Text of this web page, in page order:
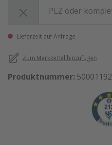
Lieferzeit auf Anfrage
Zum Merkzettel hinzufügen
Produktnummer: 50001192